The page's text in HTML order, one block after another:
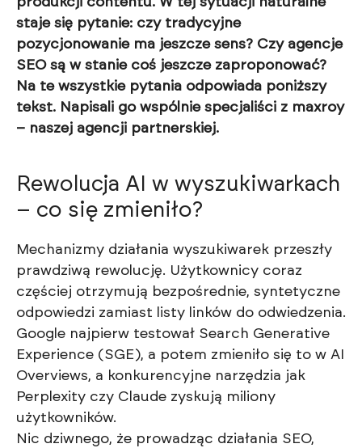
staje się pytanie: czy tradycyjne
pozycjonowanie ma jeszcze sens? Czy agencje
SEO są w stanie coś jeszcze zaproponować?
Na te wszystkie pytania odpowiada poniższy
tekst. Napisali go wspólnie specjaliści z maxroy
– naszej agencji partnerskiej.
Rewolucja AI w wyszukiwarkach
– co się zmieniło?
Mechanizmy działania wyszukiwarek przeszły
prawdziwą rewolucję. Użytkownicy coraz
częściej otrzymują bezpośrednie, syntetyczne
odpowiedzi zamiast listy linków do odwiedzenia.
Google najpierw testował Search Generative
Experience (SGE), a potem zmieniło się to w AI
Overviews, a konkurencyjne narzędzia jak
Perplexity czy Claude zyskują miliony
użytkowników.
Nic dziwnego, że prowadząc działania SEO,